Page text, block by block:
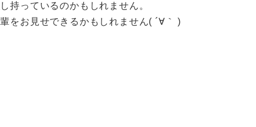
持っているのかもしれません。
をお見せできるかもしれません( ´∀｀ )